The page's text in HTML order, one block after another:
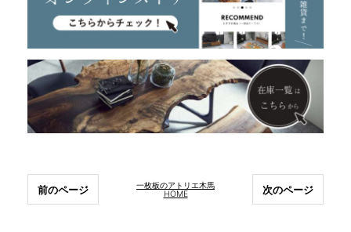
一枚板のアトリエ木馬
HOME
前のページ 次のページ